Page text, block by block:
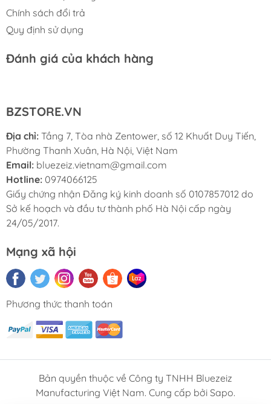
Chính sách đổi trả
Quy định sử dụng
Đánh giá của khách hàng
BZSTORE.VN
Địa chỉ: Tầng 7, Tòa nhà Zentower, số 12 Khuất Duy Tiến,
Phường Thanh Xuân, Hà Nội, Việt Nam
Email: bluezeiz.vietnam@gmail.com
Hotline: 0974066125
Giấy chứng nhận Đăng ký kinh doanh số 0107857012 do
Sở kế hoạch và đầu tư thành phố Hà Nội cấp ngày
24/05/2017.
Mạng xã hội
Phương thức thanh toán
Bản quyền thuộc về Công ty TNHH Bluezeiz
Manufacturing Việt Nam. Cung cấp bởi Sapo.